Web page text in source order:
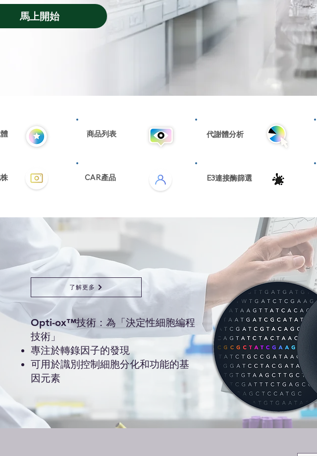
馬上開始
​商品列表
CAR產品
代謝體分析
E3連接酶篩選
了解更多
​Opti-ox™技術：為「決定性細胞編程
技術」
專注於轉錄因子的發現
可用於識別控制細胞分化和功能的基
因元素